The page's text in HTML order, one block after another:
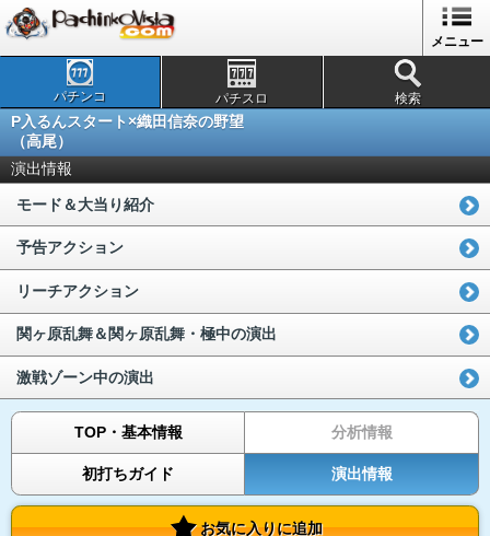
メニュー
パチンコ パチスロ 検索
P入るんスタート×織田信奈の野望
（高尾）
演出情報
モード＆大当り紹介
予告アクション
リーチアクション
関ヶ原乱舞＆関ヶ原乱舞・極中の演出
激戦ゾーン中の演出
TOP・基本情報 分析情報
初打ちガイド 演出情報
お気に入りに追加